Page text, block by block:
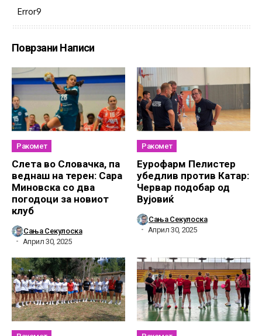
Error9
Поврзани Написи
Ракомет
Слетa во Словачка, па
веднаш на терен: Сара
Миновска со два
погодоци за новиот
клуб
Сања Секулоска
Април 30, 2025
Ракомет
Еурофарм Пелистер
убедлив против Катар:
Червар подобар од
Вујовиќ
Сања Секулоска
Април 30, 2025